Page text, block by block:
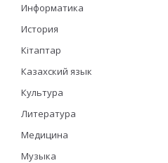
Информатика
История
Кітаптар
Казахский язык
Культура
Литература
Медицина
Музыка